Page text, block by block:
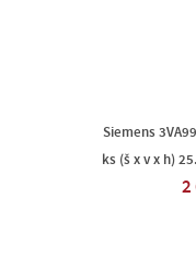
Siemens
ks (š x v x h)
2